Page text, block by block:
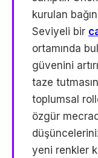
kurulan
Seviyeli bir
ortamında
güvenini
taze
toplumsal
özgür
yeni renkler